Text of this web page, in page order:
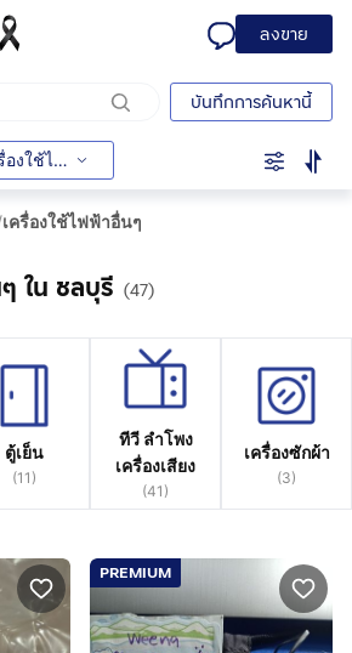
ลงขาย
บันทึกการค้นหานี้
องใช้ไฟฟ้าอื่นๆ
เครื่องใช้ไฟฟ้าอื่นๆ
ใน ชลบุรี (47)
ตู้เย็น
(11 )
ทีวี ลำโพง
เครื่องเสียง
(41 )
เครื่องซักผ้า
(3)
PREMIUM